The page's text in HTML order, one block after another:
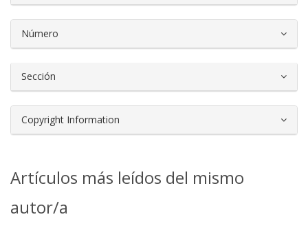
Número
Sección
Copyright Information
Artículos más leídos del mismo
autor/a